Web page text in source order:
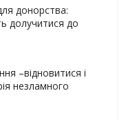
донорства:
долучитися до
–відновитися і
незламного